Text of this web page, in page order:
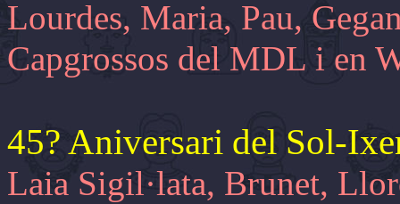
Lourdes, Maria, Pau,
Capgrossos del MDL i en
45? Aniversari del Sol-
Laia Sigil·lata, Brunet,